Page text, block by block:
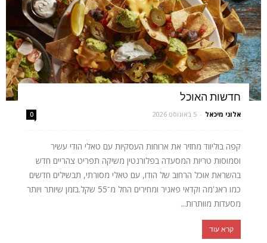
חדשות האוכל
אלוני מיכאל - 5 באוגוסט 2026 0
קפה בוליווד מחזיר את ארוחות העסקיות עם טאלי הודי עשיר
וסמוסות טריות המסעדה בפלורנטין משיקה תפריט צהריים חדש
בהשראת אוכל הרחוב של הודו, עם טאלי מסורתי, תבשילים חדשים
כמו ראג'מה וקדאי פאניר ומחירים החל מ־55 שקל.בזמן שיותר ויותר
מסעדות מוותרות...
קרא עוד